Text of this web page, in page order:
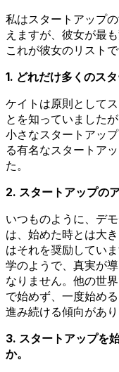
私はスタートアップ
えますが、彼女が最
これが彼女のリストで
1. どれだけ多くのス
ケイトは原則として
とを知っていました
小さなスタートアッ
る有名なスタートア
た。
2. スタートアップの
いつものように、デ
は、始めた時とは大
はそれを奨励してい
学のようで、真実が
なりません。他の世
で始めず、一度始め
進み続ける傾向があり
3. スタートアップを
か。